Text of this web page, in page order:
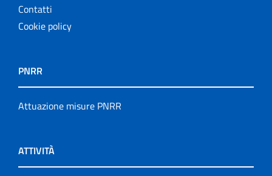
Contatti
Cookie policy
PNRR
Attuazione misure PNRR
ATTIVITÀ